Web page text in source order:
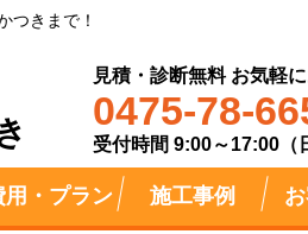
つきまで！
見積・診断無料 お気軽
0475-78-
受付時間 9:00～17:00（
用・プラン 施工事例